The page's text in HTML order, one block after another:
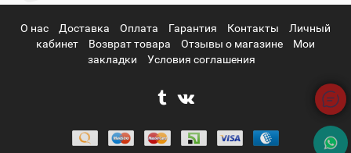
О нас Доставка Оплата Гарантия Контакты
Личный
кабинет
Возврат товара Отзывы о магазине
Мои
закладки
Условия соглашения